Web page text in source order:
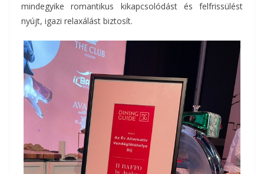
mindegyike romantikus kikapcsolódást és felfrissülést
nyújt, igazi relaxálást biztosít.